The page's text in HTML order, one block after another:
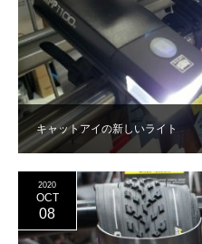
キャットアイの新しいライト
2020
OCT
08